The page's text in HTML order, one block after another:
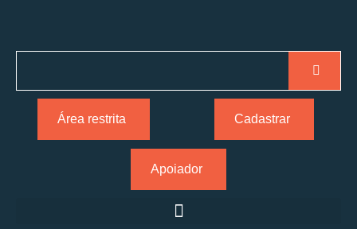
Área restrita Cadastrar
Apoiador